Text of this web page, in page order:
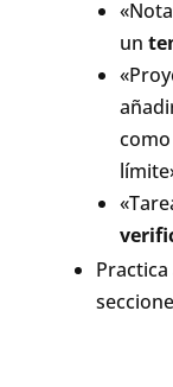
un
como